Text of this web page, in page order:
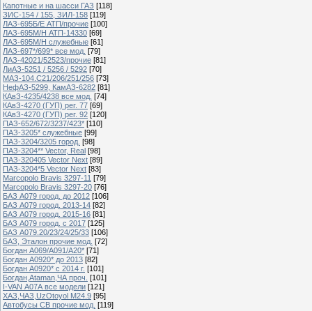
Капотные и на шасси ГАЗ [118]
ЗИС-154 / 155, ЗИЛ-158 [119]
ЛАЗ-695Б/Е АТП/прочие [100]
ЛАЗ-695М/Н АТП-14330 [69]
ЛАЗ-695М/Н служебные [61]
ЛАЗ-697*/699* все мод. [79]
ЛАЗ-42021/52523/прочие [81]
ЛиАЗ-5251 / 5256 / 5292 [70]
МАЗ-104.C21/206/251/256 [73]
НефАЗ-5299, КамАЗ-6282 [81]
КАвЗ-4235/4238 все мод. [74]
КАвЗ-4270 (ГУП) рег. 77 [69]
КАвЗ-4270 (ГУП) рег. 92 [120]
ПАЗ-652/672/3237/423* [110]
ПАЗ-3205* служебные [99]
ПАЗ-3204/3205 город. [98]
ПАЗ-3204** Vector, Real [98]
ПАЗ-320405 Vector Next [89]
ПАЗ-3204*5 Vector Next [83]
Marcopolo Bravis 3297-11 [79]
Marcopolo Bravis 3297-20 [76]
БАЗ А079 город. до 2012 [106]
БАЗ А079 город. 2013-14 [82]
БАЗ А079 город. 2015-16 [81]
БАЗ А079 город. с 2017 [125]
БАЗ А079.20/23/24/25/33 [106]
БАЗ, Эталон прочие мод. [72]
Богдан А069/А091/А20* [71]
Богдан А0920* до 2013 [82]
Богдан А0920* с 2014 г. [101]
Богдан,Ataman,ЧА проч. [101]
I-VAN А07А все модели [121]
ХАЗ,ЧАЗ,UzOtoyol M24.9 [95]
Автобусы СВ прочие мод. [119]